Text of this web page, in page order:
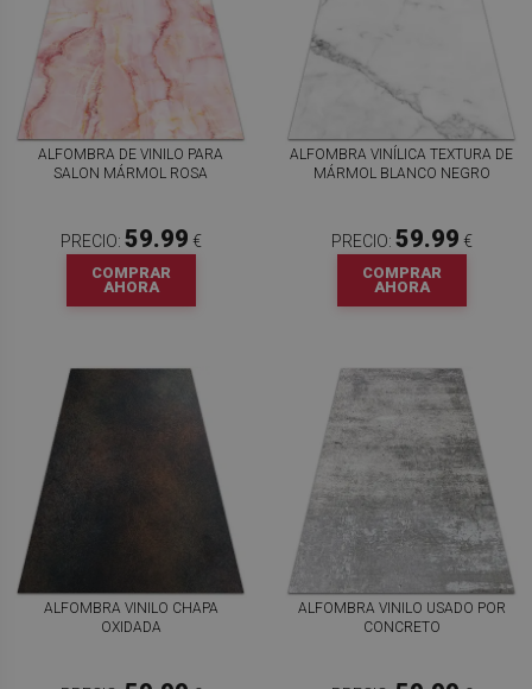
ALFOMBRA DE VINILO PARA
SALON MÁRMOL ROSA
PRECIO: 59.99 €
COMPRAR
AHORA
ALFOMBRA VINÍLICA TEXTURA DE
MÁRMOL BLANCO NEGRO
PRECIO: 59.99 €
COMPRAR
AHORA
ALFOMBRA VINILO CHAPA
OXIDADA
ALFOMBRA VINILO USADO POR
CONCRETO